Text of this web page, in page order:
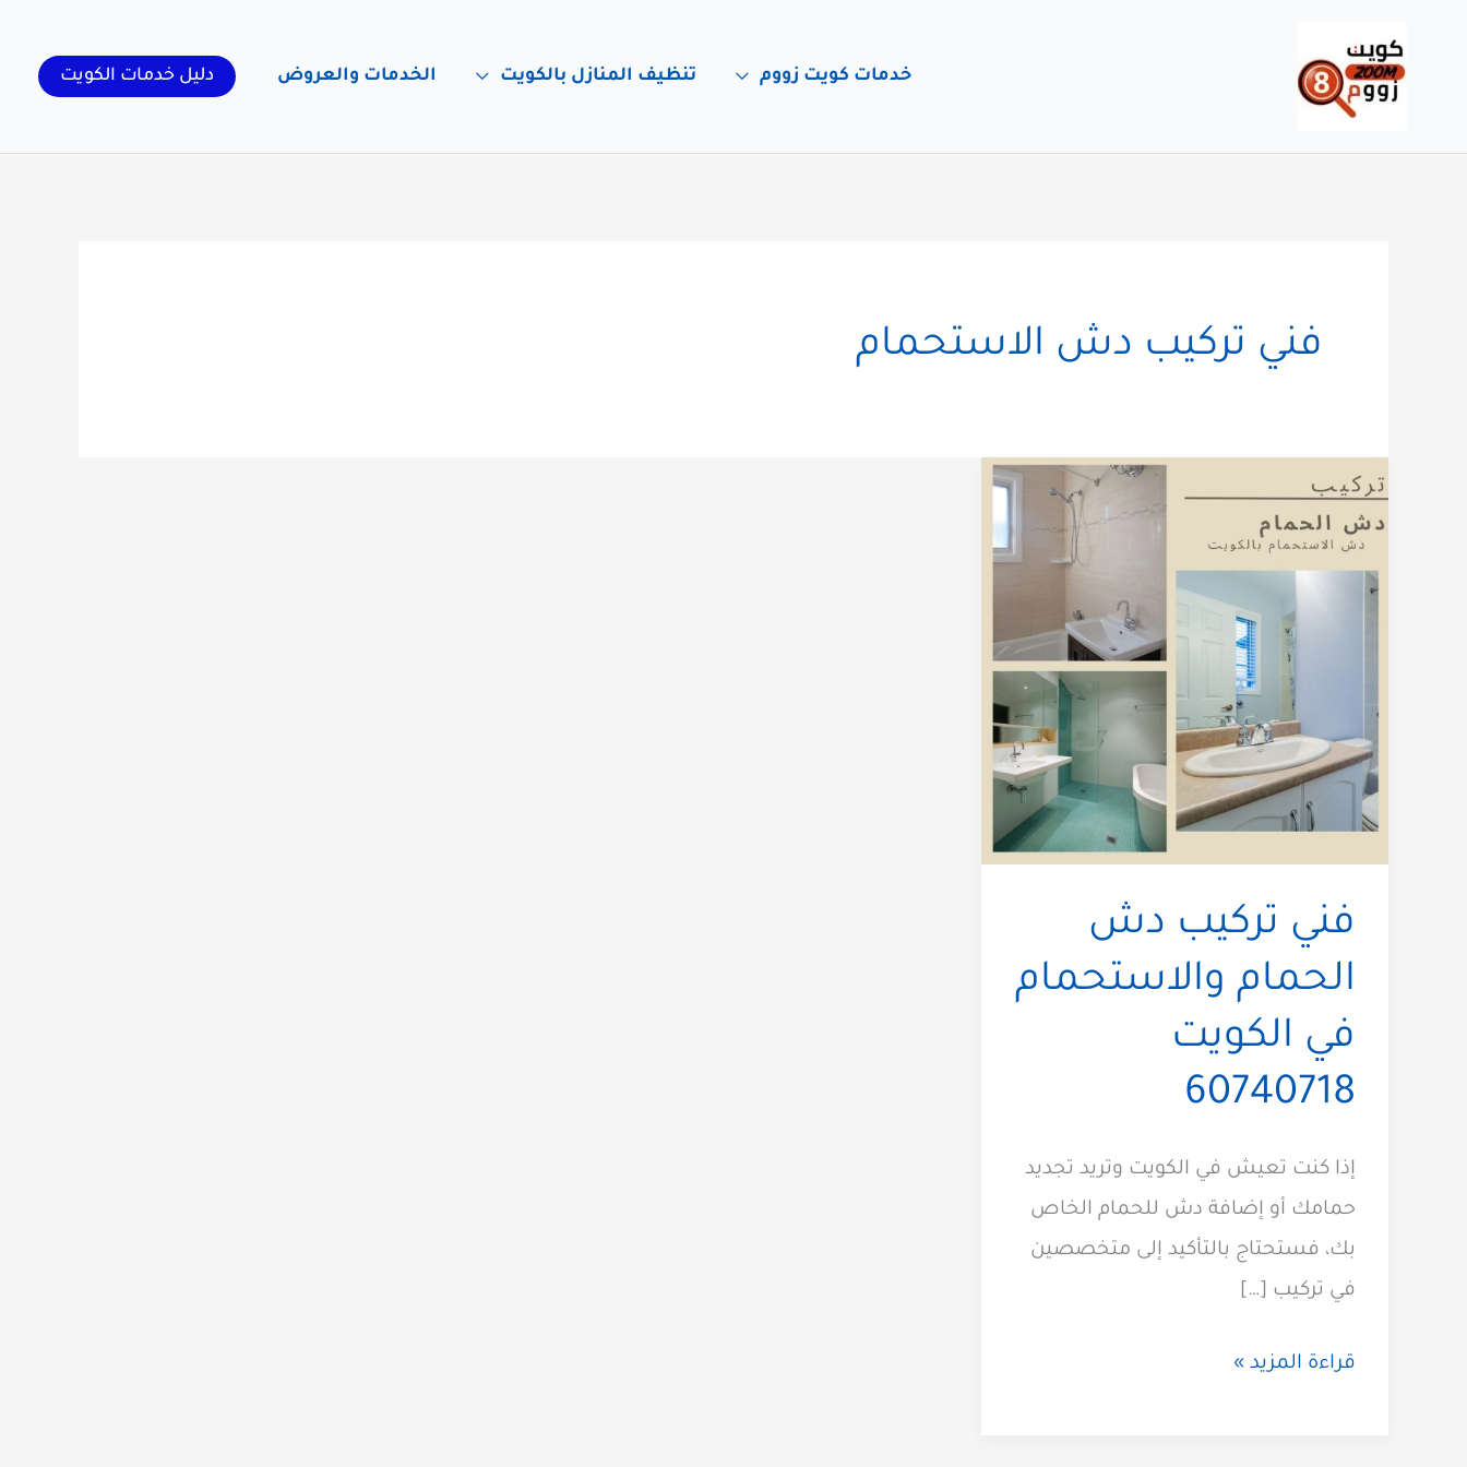
المحتوى
خدمات كويت زووم تنظيف المنازل بالكويت الخدمات والعروض دليل خدمات الكويت
فني تركيب دش الاستحمام
فني تركيب دش
الحمام والاستحمام
في الكويت
60740718
إذا كنت تعيش في الكويت وتريد تجديد
حمامك أو إضافة دش للحمام الخاص
بك، فستحتاج بالتأكيد إلى متخصصين
في تركيب […]
فني
قراءة المزيد »